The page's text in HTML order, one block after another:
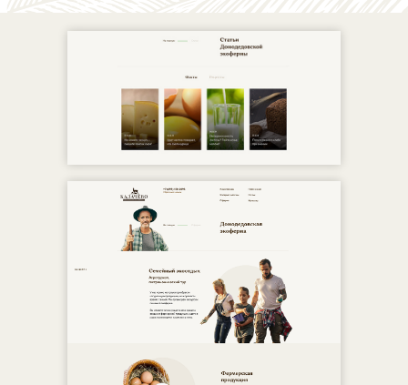
+7 (495) 132-22-56
Блог
Контакты
AmoCRM
RetailCRM
Битрикс24
Геоперформанс
Контекстная реклама
Лендинги (Tilda)